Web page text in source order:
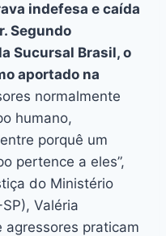
indefesa e caída
Segundo
Sucursal Brasil, o
aportado na
normalmente
humano,
porquê um
pertence a eles”,
do Ministério
Valéria
agressores praticam